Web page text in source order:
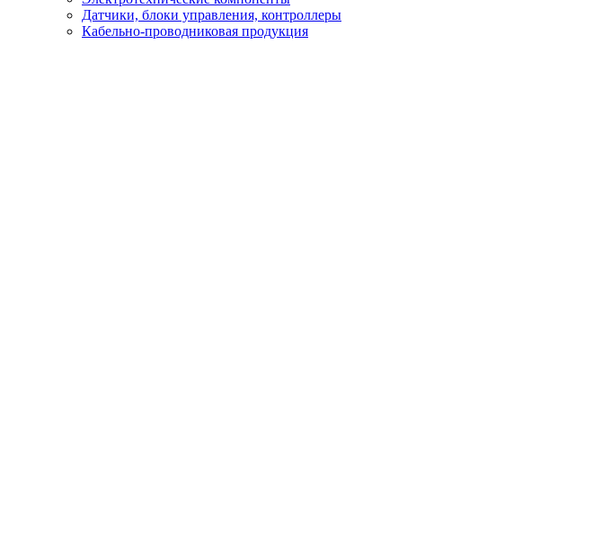
Датчики, блоки управления, контроллеры
Кабельно-проводниковая продукция